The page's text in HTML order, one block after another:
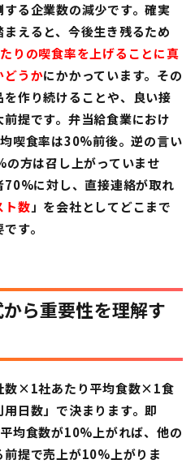
る企業数の減少です。確実
えると、今後生き残るため
りの喫食率を上げることに真
どうかにかかっています。その
作り続けることや、良い接
提です。弁当給食業におけ
喫食率は30%前後。逆の言い
の方は召し上がっていませ
70%に対し、直接連絡が取れ
ト数」 を会社としてどこまで
す。
ら重要性を理解す
数×1社あたり平均食数×1食
日数」で決まります。即
均食数が10%上がれば、他の
前提で売上が10%上がりま